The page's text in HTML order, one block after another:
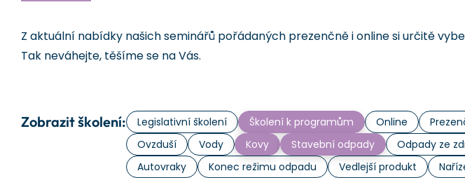
Z aktuální nabídky našich seminářů pořádaných prezenčně i online si určitě
Tak neváhejte, těšíme se na Vás.
Zobrazit školení: Legislativní školení Školení k programům Online
Ovzduší
Vody Kovy Stavební odpady Odpady ze
Autovraky
Konec režimu odpadu Vedlejší produkt